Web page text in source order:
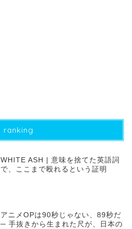
ranking
WHITE ASH | 意味を捨てた英語詞
で、ここまで殴れるという証明
アニメOPは90秒じゃない、89秒だ
─ 手抜きから生まれた尺が、日本の